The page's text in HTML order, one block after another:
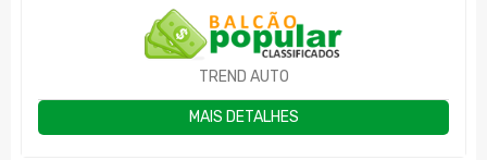
TREND AUTO
MAIS DETALHES